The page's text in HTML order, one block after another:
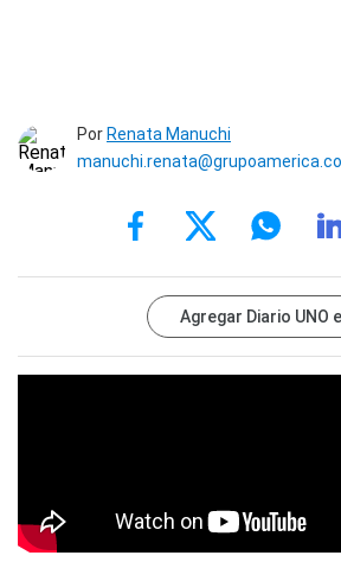
Por Renata Manuchi
Agregar Diario UNO